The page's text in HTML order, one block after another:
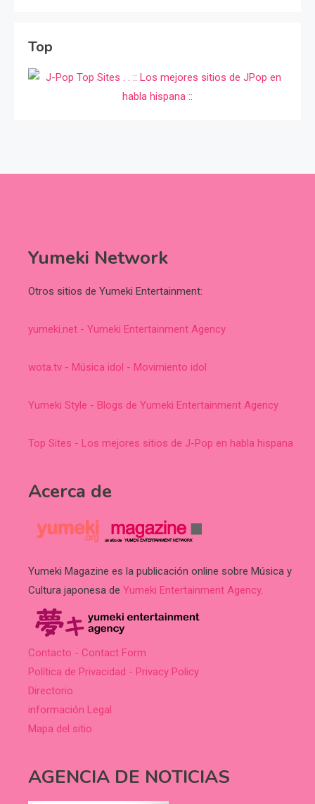
Top
Yumeki Network
Otros sitios de Yumeki Entertainment:
yumeki.net - Yumeki Entertainment Agency
wota.tv - Música idol - Movimiento idol
Yumeki Style - Blogs de Yumeki Entertainment Agency
Top Sites - Los mejores sitios de J-Pop en habla hispana
Acerca de
Yumeki Magazine es la publicación online sobre Música y
Cultura japonesa de Yumeki Entertainment Agency.
Contacto - Contact Form
Política de Privacidad - Privacy Policy
Directorio
información Legal
Mapa del sitio
AGENCIA DE NOTICIAS